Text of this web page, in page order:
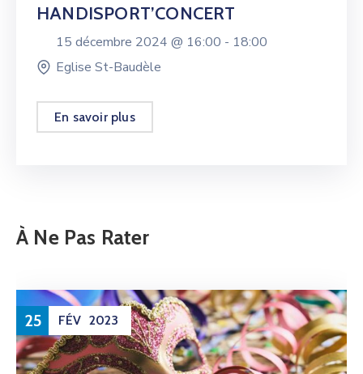
HANDISPORT’CONCERT
15 décembre 2024 @ 16:00 - 18:00
Eglise St-Baudèle
En savoir plus
À Ne Pas Rater
25 FÉV 2023